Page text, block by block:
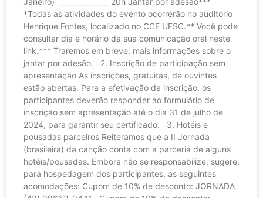
*Todas as atividades do evento ocorrerão no auditório
Henrique Fontes, localizado no CCE UFSC.** Você pode
consultar dia e horário da sua comunicação oral neste
link.*** Traremos em breve, mais informações sobre o
jantar por adesão. 2. Inscrição de participação sem
apresentação As inscrições, gratuitas, de ouvintes
estão abertas. Para a efetivação da inscrição, os
participantes deverão responder ao formulário de
inscrição sem apresentação até o dia 31 de julho de
2024, para garantir seu certificado. 3. Hotéis e
pousadas parceiros Reiteramos que a II Jornada
(brasileira) da canção conta com a parceria de alguns
hotéis/pousadas. Embora não se responsabilize, sugere,
para hospedagem dos participantes, as seguintes
acomodações: Cupom de 10% de desconto: JORNADA